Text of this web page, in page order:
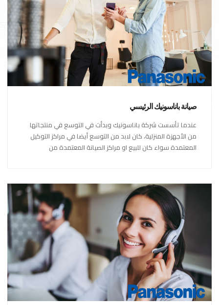
صيانة باناسونيك الرئيسي
عندما تأسست شركة باناسونيك وبدأت في التوسع في منتجاتها
من الأجهزة المنزلية، كان لابد من التوسع أيضا في مراكز التوكيل
المعتمدة سواء كان للبيع او مراكز الصيانة المعتمدة من